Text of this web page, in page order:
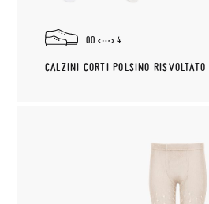
00 4
CALZINI CORTI POLSINO RISVOLTATO